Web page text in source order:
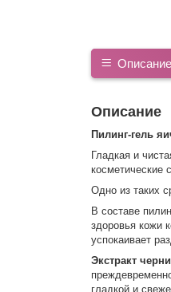
Описание
Описание
Пилинг-гель
Гладкая и
косметические
Одно из таких
В составе
здоровья кожи
успокаивает
Экстракт
гладкой и